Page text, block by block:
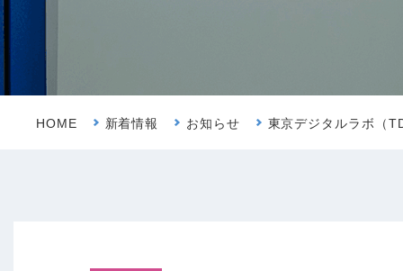
HOME 新着情報 お知らせ 東京デジタルラボ（